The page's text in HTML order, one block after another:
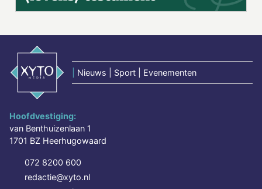
Nieuws | Sport | Evenementen
Hoofdvestiging:
van Benthuizenlaan 1
1701 BZ Heerhugowaard
072 8200 600
redactie@xyto.nl